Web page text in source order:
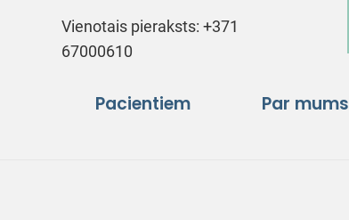
Vienotais pieraksts:+371
67000610
Pacientiem Par mums